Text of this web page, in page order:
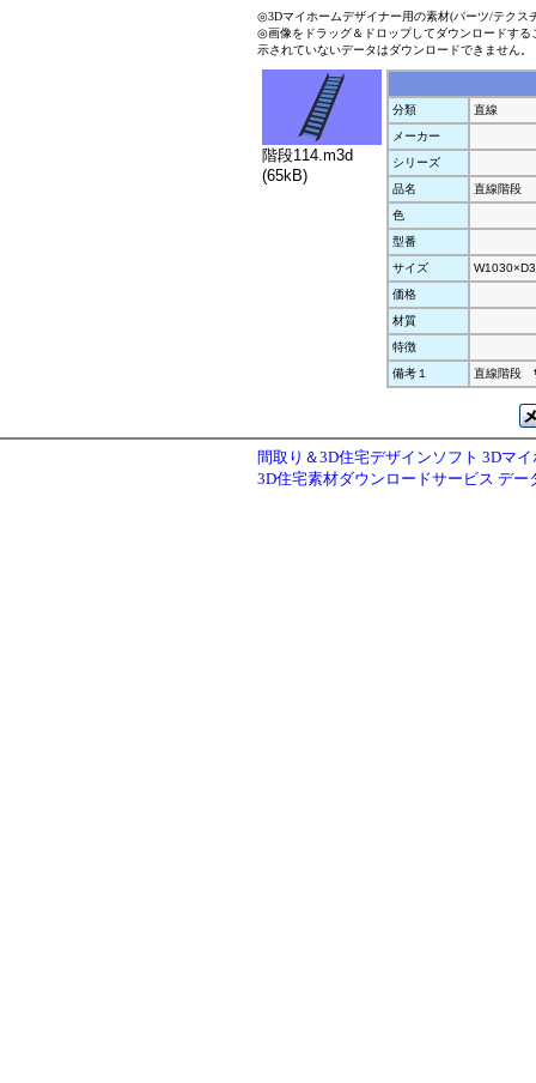
◎3Dマイホームデザイナー用の素材(パーツ/テクス
◎画像をドラッグ＆ドロップしてダウンロードす
示されていないデータはダウンロードできません。
階段114.m3d
(65kB)
分類
直線
メーカー
シリーズ
品名
直線階段
色
型番
サイズ
価格
材質
特徴
備考１
直線階段
間取り＆3D住宅デザインソフト 3Dマ
3D住宅素材ダウンロードサービス デー